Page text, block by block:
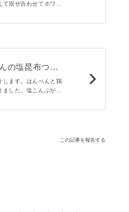
混ぜ合わせてホワイ
の塩昆布つく
します。はんぺんと鶏
した。塩こんぶが味
この記事を報告する